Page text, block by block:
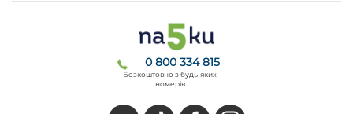
0 800 334 815
Безкоштовно з будь-яких
номерів